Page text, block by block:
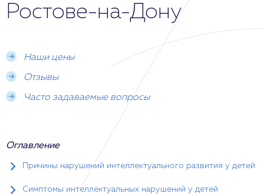
Ростове-на-Дону
Наши цены
Отзывы
Часто задаваемые вопросы
Оглавление
Причины нарушений интеллектуального развития у детей
Симптомы интеллектуальных нарушений у детей